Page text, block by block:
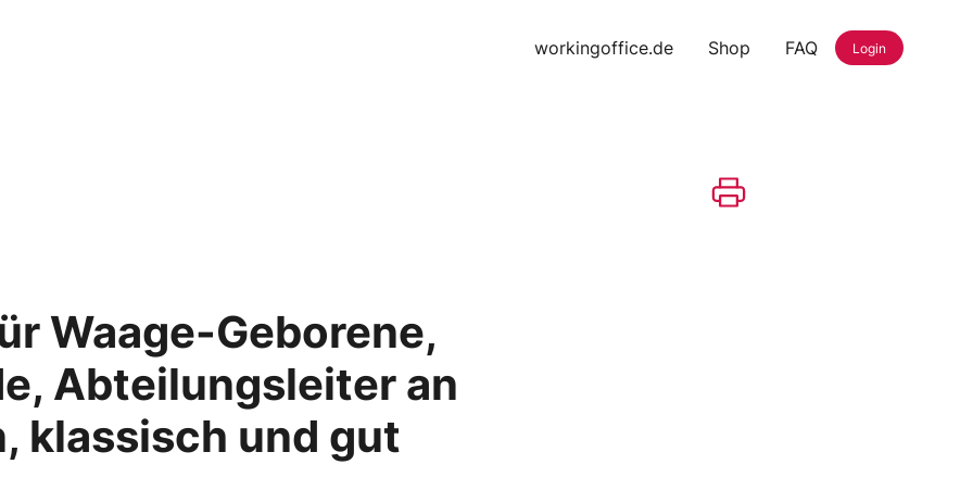
workingoffice.de Shop FAQ Login
Waage-Geborene,
Abteilungsleiter an
klassisch und gut